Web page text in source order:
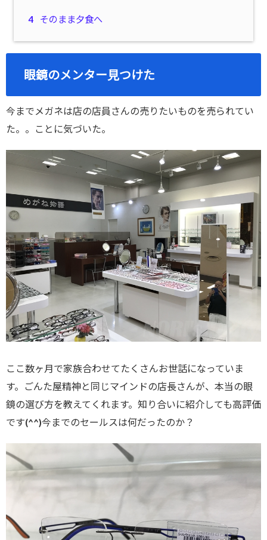
4 そのまま夕食へ
眼鏡のメンター見つけた
今までメガネは店の店員さんの売りたいものを売られてい
た。。ことに気づいた。
ここ数ヶ月で家族合わせてたくさんお世話になっていま
す。ごんた屋精神と同じマインドの店長さんが、本当の眼
鏡の選び方を教えてくれます。知り合いに紹介しても高評価
です(^^)今までのセールスは何だったのか？